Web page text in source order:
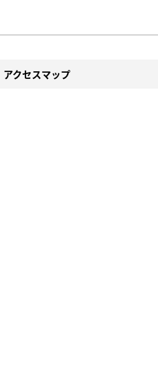
アクセスマップ